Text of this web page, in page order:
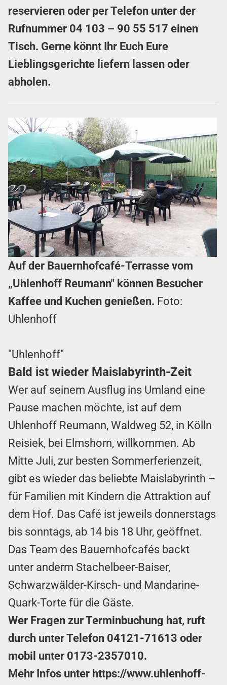
reservieren oder per Telefon unter der
Rufnummer 04 103 – 90 55 517 einen
Tisch. Gerne könnt Ihr Euch Eure
Lieblingsgerichte liefern lassen oder
abholen.
Auf der Bauernhofcafé-Terrasse vom
„Uhlenhoff Reumann" können Besucher
Kaffee und Kuchen genießen. Foto:
Uhlenhoff
"Uhlenhoff"
Bald ist wieder Maislabyrinth-Zeit
Wer auf seinem Ausflug ins Umland eine
Pause machen möchte, ist auf dem
Uhlenhoff Reumann, Waldweg 52, in Kölln
Reisiek, bei Elmshorn, willkommen. Ab
Mitte Juli, zur besten Sommerferienzeit,
gibt es wieder das beliebte Maislabyrinth –
für Familien mit Kindern die Attraktion auf
dem Hof. Das Café ist jeweils donnerstags
bis sonntags, ab 14 bis 18 Uhr, geöffnet.
Das Team des Bauernhofcafés backt
unter anderm Stachelbeer-Baiser,
Schwarzwälder-Kirsch- und Mandarine-
Quark-Torte für die Gäste.
Wer Fragen zur Terminbuchung hat, ruft
durch unter Telefon 04121-71613 oder
mobil unter 0173-2357010.
Mehr Infos unter https://www.uhlenhoff-